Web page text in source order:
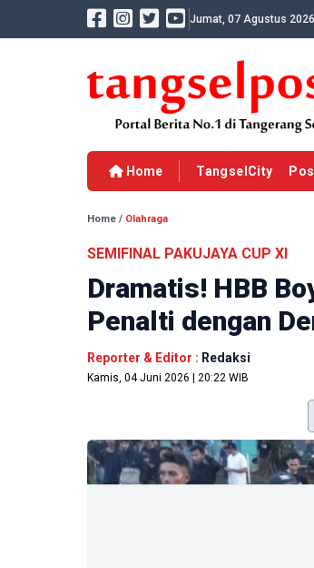
Jumat, 07 Agustus 2026
Home TangselCity
Home / Olahraga
SEMIFINAL PAKUJAYA CUP XI
Dramatis! HBB
Penalti dengan
Reporter & Editor : Redaksi
Kamis, 04 Juni 2026 | 20:22 WIB